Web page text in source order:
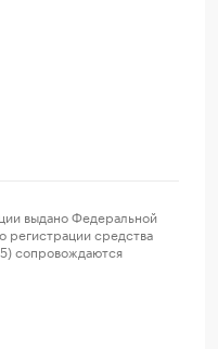
выдано Федеральной
регистрации средства
сопровождаются